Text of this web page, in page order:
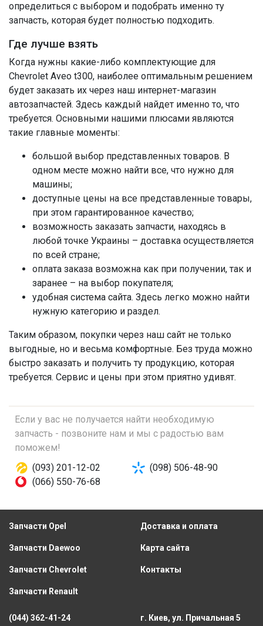
определиться с выбором и подобрать именно ту
запчасть, которая будет полностью подходить.
Где лучше взять
Когда нужны какие-либо комплектующие для
Chevrolet Aveo t300, наиболее оптимальным решением
будет заказать их через наш интернет-магазин
автозапчастей. Здесь каждый найдет именно то, что
требуется. Основными нашими плюсами являются
такие главные моменты:
большой выбор представленных товаров. В
одном месте можно найти все, что нужно для
машины;
доступные цены на все представленные товары,
при этом гарантированное качество;
возможность заказать запчасти, находясь в
любой точке Украины – доставка осуществляется
по всей стране;
оплата заказа возможна как при получении, так и
заранее – на выбор покупателя;
удобная система сайта. Здесь легко можно найти
нужную категорию и раздел.
Таким образом, покупки через наш сайт не только
выгодные, но и весьма комфортные. Без труда можно
быстро заказать и получить ту продукцию, которая
требуется. Сервис и цены при этом приятно удивят.
Если у вас не получается найти необходимую
запчасть - позвоните нам и мы с радостью вам
поможем!
(093) 201-12-02
(098) 506-48-90
(066) 550-76-68
Запчасти Opel
Запчасти Daewoo
Запчасти Chevrolet
Запчасти Renault
Доставка и оплата
Карта сайта
Контакты
(044) 362-41-24
г. Киев, ул. Причальная 5